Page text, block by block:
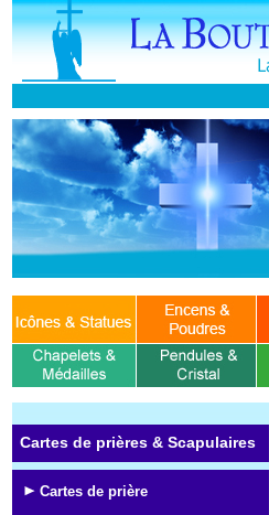
Cartes de prières & Scapulaires
Cartes de prière